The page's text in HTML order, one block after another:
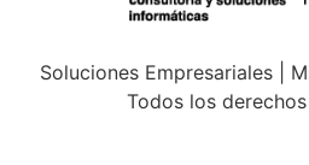
Soluciones Empresariales |
Todos los